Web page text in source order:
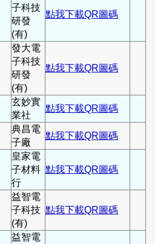
子科技
研發
(有)
點我下載QR圖碼
發大電
子科技
研發
(有)
點我下載QR圖碼
玄妙實
業社
點我下載QR圖碼
典昌電
子廠
點我下載QR圖碼
皇家電
子材料
行
點我下載QR圖碼
益智電
子科技
(有)
點我下載QR圖碼
益智電